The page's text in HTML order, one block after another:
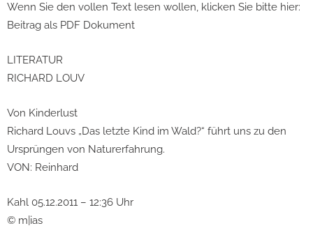
Wenn Sie den vollen Text lesen wollen, klicken Sie bitte hier:
Beitrag als PDF Dokument
LITERATUR
RICHARD LOUV
Von Kinderlust
Richard Louvs „Das letzte Kind im Wald?“ führt uns zu den
Ursprüngen von Naturerfahrung.
VON: Reinhard
Kahl 05.12.2011 – 12:36 Uhr
© m|ias